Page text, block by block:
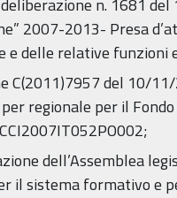
n. 1681
2007-2013- Presa
e delle relative funzioni
C(2011)7957 del 10/
regionale per il
dell’Assemblea
il sistema formativo e